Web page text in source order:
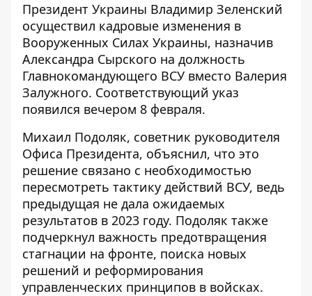
Президент Украины Владимир Зеленский
осуществил кадровые изменения в
Вооруженных Силах Украины, назначив
Александра Сырского на должность
Главнокомандующего ВСУ вместо Валерия
Залужного. Соответствующий указ
появился вечером 8 февраля.
Михаил Подоляк, советник руководителя
Офиса Президента, объяснил, что это
решение связано с необходимостью
пересмотреть тактику действий ВСУ, ведь
предыдущая не дала ожидаемых
результатов в 2023 году. Подоляк также
подчеркнул важность предотвращения
стагнации на фронте, поиска новых
решений и реформирования
управленческих принципов в войсках.